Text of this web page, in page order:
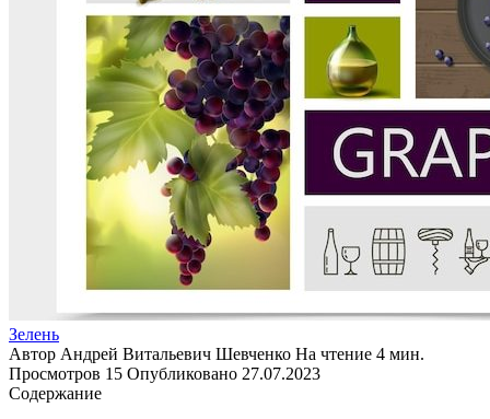
Зелень
Автор Андрей Витальевич Шевченко На чтение 4 мин.
Просмотров 15 Опубликовано 27.07.2023
Содержание